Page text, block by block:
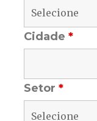
Cidade*
Setor*